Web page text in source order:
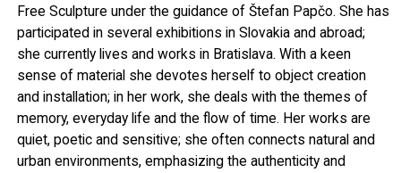
Free Sculpture under the guidance of Štefan Papčo. She has
participated in several exhibitions in Slovakia and abroad;
she currently lives and works in Bratislava. With a keen
sense of material she devotes herself to object creation
and installation; in her work, she deals with the themes of
memory, everyday life and the flow of time. Her works are
quiet, poetic and sensitive; she often connects natural and
urban environments, emphasizing the authenticity and